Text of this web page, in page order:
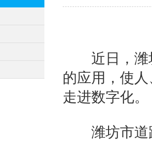
近日，潍坊
的应用，使
走进数字化。
潍坊市道路